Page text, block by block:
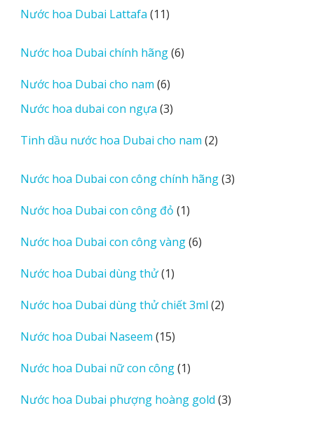
phẩm
Nước hoa Dubai Lattafa 1111
phẩm
Nước hoa Dubai chính hãng 66
Nước hoa Dubai cho nam 66
sản
phẩm
Nước hoa dubai con ngựa 33
phẩm
Tinh dầu nước hoa Dubai cho nam 22
phẩm
Nước hoa Dubai con công chính hãng 33
Nước hoa Dubai con công đỏ 11
phẩm
Nước hoa Dubai con công vàng 66
Nước hoa Dubai dùng thử 11
phẩm
Nước hoa Dubai dùng thử chiết 3ml 22
Nước hoa Dubai Naseem 1515
phẩm
Nước hoa Dubai nữ con công 11
phẩm
Nước hoa Dubai phượng hoàng gold 33